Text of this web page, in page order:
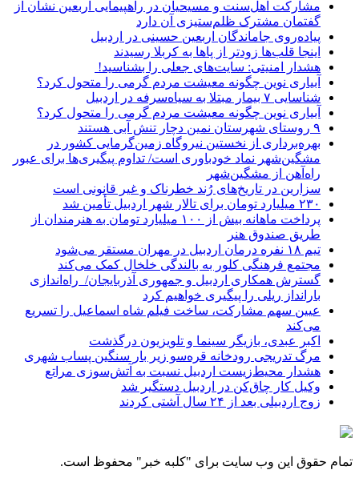
مشارکت اهل‌سنت و مسیحیان در راهپیمایی اربعین نشان از
گفتمان مشترک ظلم‌ستیزی آن دارد
پیاده‌روی جاماندگان اربعین حسینی در اردبیل
اینجا قلب‌ها زودتر از پاها به کربلا رسیدند
هشدار امنیتی: سایت‌های جعلی را بشناسید!
آبیاری نوین چگونه معیشت مردم گرمی را متحول کرد؟
شناسایی ۷ بیمار مبتلا به سیاه‌سرفه در اردبیل
آبیاری نوین چگونه معیشت مردم گرمی را متحول کرد؟
۹ روستای شهرستان نمین دچار تنش آبی هستند
بهره‌برداری از نخستین نیروگاه زمین‌گرمایی کشور در
مشگین‌شهر نماد خودباوری است/ تداوم پیگیری‌ها برای عبور
راه‌آهن از مشگین‌شهر
سزارین در تاریخ‌های رُند خطرناک و غیر قانونی است
۲۳۰ میلیارد تومان برای تالار شهر اردبیل تأمین شد
پرداخت ماهانه بیش از ۱۰۰ میلیارد تومان به هنرمندان از
طریق صندوق هنر
تیم ۱۸ نفره درمان اردبیل در مهران مستقر می‌شود
مجتمع فرهنگی کلور به بالندگی خلخال کمک می‌کند
گسترش همکاری اردبیل و جمهوری آذربایجان/ راه‌اندازی
بارانداز ریلی را پیگیری خواهیم کرد
عیین سهم مشارکت، ساخت فیلم شاه‌ اسماعیل را تسریع
می‌کند
اکبر عبدی، بازیگر سینما و تلویزیون درگذشت
مرگ تدریجی رودخانه قره‌سو زیر بار سنگین پساب شهری
هشدار محیط‌زیست اردبیل نسبت به آتش‌سوزی مراتع
وکیل کار چاق‌کن در اردبیل دستگیر شد
زوج اردبیلی بعد از ۲۴ سال آشتی کردند
تمام حقوق این وب سایت برای "کلبه خبر" محفوظ است.